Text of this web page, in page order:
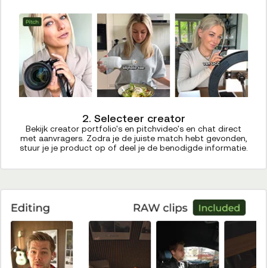
2. Selecteer creator
Bekijk creator portfolio's en pitchvideo's en chat direct
met aanvragers. Zodra je de juiste match hebt gevonden,
stuur je je product op of deel je de benodigde informatie.